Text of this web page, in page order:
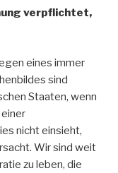
verpflichtet,
eines immer
sind
Staaten, wenn
nicht einsieht,
Wir sind weit
zu leben, die